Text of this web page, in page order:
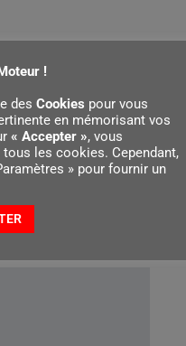
!
des Cookies pour vous
en mémorisant vos
« Accepter », vous
les cookies. Cependant,
» pour fournir un